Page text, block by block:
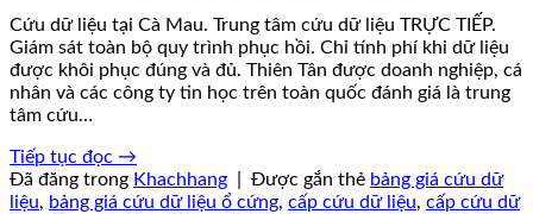
Cứu dữ liệu tại Cà Mau. Trung tâm cứu dữ liệu TRỰC TIẾP.
Giám sát toàn bộ quy trình phục hồi. Chỉ tính phí khi dữ liệu
được khôi phục đúng và đủ. Thiên Tân được doanh nghiệp, cá
nhân và các công ty tin học trên toàn quốc đánh giá là trung
tâm cứu…
Tiếp tục đọc →
Đã đăng trong Khachhang Được gắn thẻ bảng giá cứu dữ
liệu, bảng giá cứu dữ liệu ổ cứng, cấp cứu dữ liệu, cấp cứu dữ